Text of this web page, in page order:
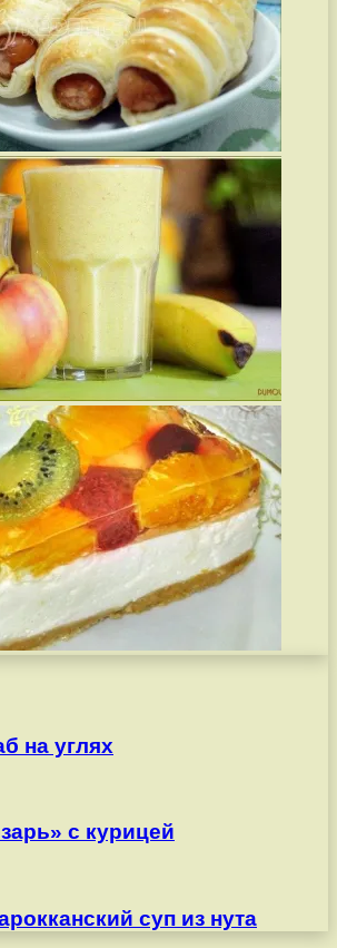
на углях
с курицей
суп из нута